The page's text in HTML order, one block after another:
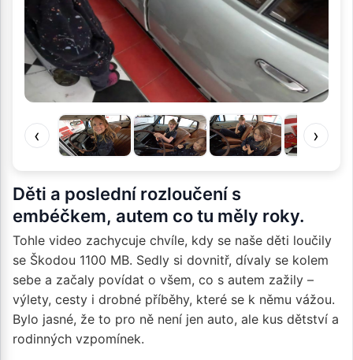
‹ ›
Děti a poslední rozloučení s
embéčkem, autem co tu měly roky.
Tohle video zachycuje chvíle, kdy se naše děti loučily
se Škodou 1100 MB. Sedly si dovnitř, dívaly se kolem
sebe a začaly povídat o všem, co s autem zažily –
výlety, cesty i drobné příběhy, které se k němu vážou.
Bylo jasné, že to pro ně není jen auto, ale kus dětství a
rodinných vzpomínek.